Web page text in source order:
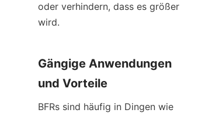
oder verhindern, dass es größer
wird.
Gängige Anwendungen
und Vorteile
BFRs sind häufig in Dingen wie